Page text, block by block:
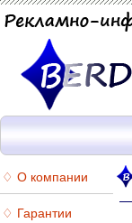
♢ О компании
♢ Гарантии